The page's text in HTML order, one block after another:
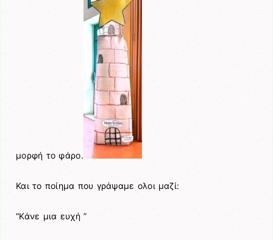
μορφή το φάρο.
Και το ποίημα που γράψαμε ολοι μαζί:
“Κάνε μια ευχή ”